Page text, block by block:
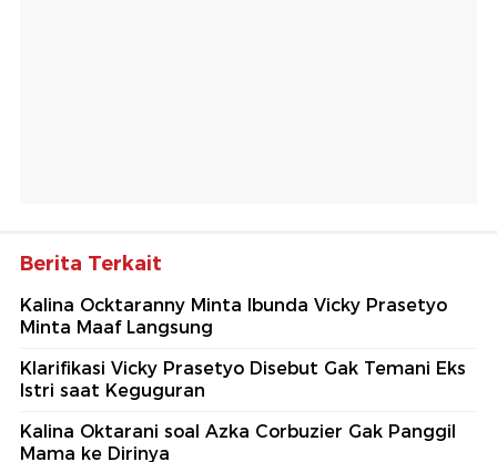
Berita Terkait
Kalina Ocktaranny Minta Ibunda Vicky Prasetyo
Minta Maaf Langsung
Klarifikasi Vicky Prasetyo Disebut Gak Temani Eks
Istri saat Keguguran
Kalina Oktarani soal Azka Corbuzier Gak Panggil
Mama ke Dirinya